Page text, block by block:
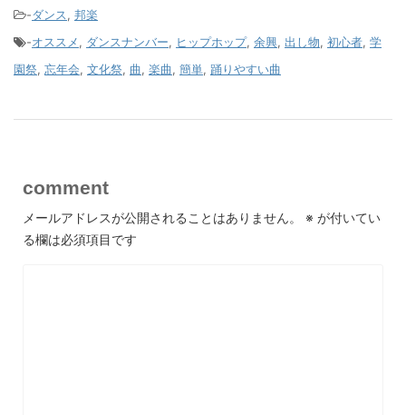
-ダンス, 邦楽
-オススメ, ダンスナンバー, ヒップホップ, 余興, 出し物, 初心者, 学
園祭, 忘年会, 文化祭, 曲, 楽曲, 簡単, 踊りやすい曲
comment
メールアドレスが公開されることはありません。 ※ が付いてい
る欄は必須項目です